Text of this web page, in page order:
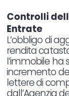
Controlli
Entrate
L’obbligo di
rendita
l’immobile ha
incremento del
lettere di
dall’Agenzia